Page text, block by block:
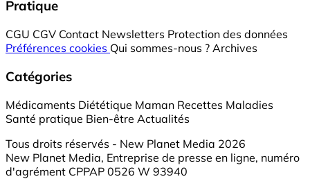
Pratique
CGU CGV Contact Newsletters Protection des données
Préférences cookies Qui sommes-nous ? Archives
Catégories
Médicaments Diététique Maman Recettes Maladies
Santé pratique Bien-être Actualités
Tous droits réservés - New Planet Media 2026
New Planet Media, Entreprise de presse en ligne, numéro
d'agrément CPPAP 0526 W 93940